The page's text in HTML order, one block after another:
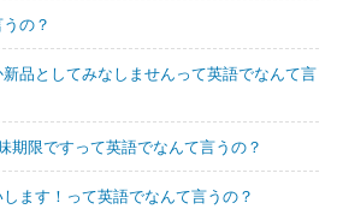
の？
品としてみなしませんって英語でなんて言
期限ですって英語でなんて言うの？
ます！って英語でなんて言うの？